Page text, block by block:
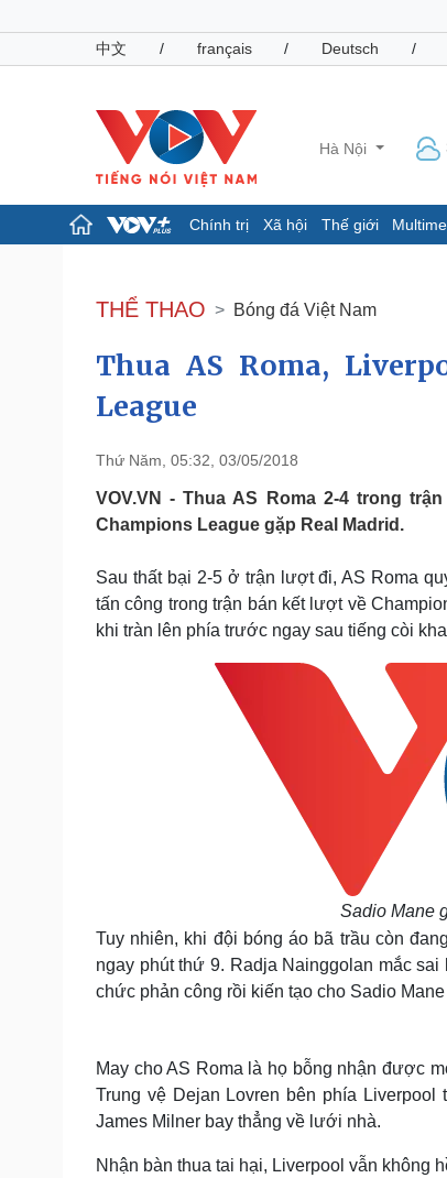
中文
/ français / Deutsch /
Hà Nội
Chính trị Xã hội Thế giới
Đảng
Tổ chức nhân sự
Nhận diện sự thật
Tin 24h
Dự báo thời tiết
Dấu ấn VOV
Pháp luật
Tin nóng
Tư vấn luật
Việt Nam
Phân tích
Sức khỏe
Dinh dưỡng - món ngon
Đời sống
Nhà đẹp
Tình yêu - Gia đình
THỂ THAO Bóng đá Việt Nam
Thua AS Roma,
League
Thứ Năm, 05:32, 03/05/2018
VOV.VN - Thua AS Roma 2-4 trong
Champions League gặp Real Madrid.
Sau thất bại 2-5 ở trận lượt đi, AS Roma
tấn công trong trận bán kết lượt về
khi tràn lên phía trước ngay sau tiếng còi
Sadio Mane
Tuy nhiên, khi đội bóng áo bã trầu còn
ngay phút thứ 9. Radja Nainggolan mắc
chức phản công rồi kiến tạo cho Sadio
May cho AS Roma là họ bỗng nhận được
Trung vệ Dejan Lovren bên phía
James Milner bay thẳng về lưới nhà.
Nhận bàn thua tai hại, Liverpool vẫn không